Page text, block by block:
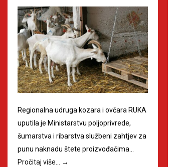
Regionalna udruga kozara i ovčara RUKA
uputila je Ministarstvu poljoprivrede,
šumarstva i ribarstva službeni zahtjev za
punu naknadu štete proizvođačima…
Pročitaj više… →